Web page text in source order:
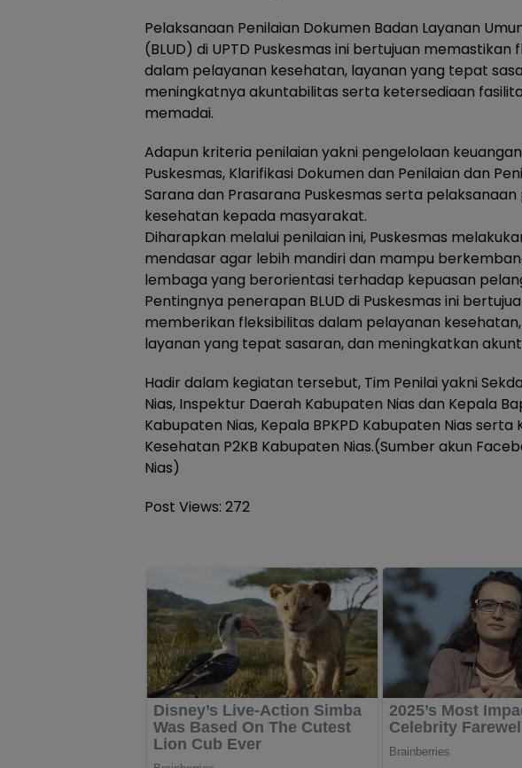
Pelaksanaan Penilaian Dokumen Badan Layanan
(BLUD) di UPTD Puskesmas ini bertujuan memastikan
dalam pelayanan kesehatan, layanan yang tepat
meningkatnya akuntabilitas serta ketersediaan
memadai.
Adapun kriteria penilaian yakni pengelolaan
Puskesmas, Klarifikasi Dokumen dan Penilaian dan
Sarana dan Prasarana Puskesmas serta
kesehatan kepada masyarakat.
Diharapkan melalui penilaian ini, Puskesmas
mendasar agar lebih mandiri dan mampu
lembaga yang berorientasi terhadap kepuasan
Pentingnya penerapan BLUD di Puskesmas ini
memberikan fleksibilitas dalam pelayanan
layanan yang tepat sasaran, dan meningkatkan
Hadir dalam kegiatan tersebut, Tim Penilai yakni
Nias, Inspektur Daerah Kabupaten Nias dan Kepala
Kabupaten Nias, Kepala BPKPD Kabupaten Nias serta
Kesehatan P2KB Kabupaten Nias.(Sumber akun
Nias)
Post Views: 272